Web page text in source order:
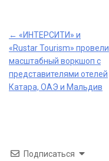
Post
navigation
← «ИНТЕРСИTИ» и
«Rustar Tourism» провели
масштабный воркшоп с
представителями отелей
Катара, ОАЭ и Мальдив
Подписаться